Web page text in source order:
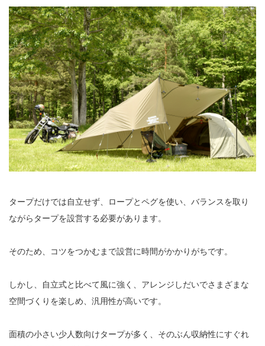
タープだけでは自立せず、ロープとペグを使い、バランスを取り
ながらタープを設営する必要があります。
そのため、コツをつかむまで設営に時間がかかりがちです。
しかし、自立式と比べて風に強く、アレンジしだいでさまざまな
空間づくりを楽しめ、汎用性が高いです。
面積の小さい少人数向けタープが多く、そのぶん収納性にすぐれ